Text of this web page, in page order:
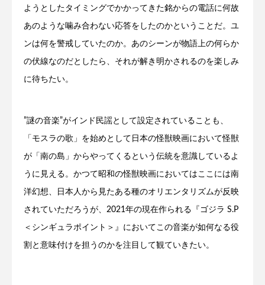
ようとしたタイミングでかかってきた銘からの電話に何故
あのような噛み合わない応答をしたのかということだ。ユ
ンは何を警戒していたのか。あのシーンが物語上の何らか
の伏線なのだとしたら、それが解き明かされるのを楽しみ
に待ちたい。
”謎の音楽”がインド民謡として設定されていることも、
「モスラの歌」を始めとして日本の怪獣映画において怪獣
が「南の島」からやってくるという伝統を意識しているよ
うに見える。かつて昭和の怪獣映画においてはここには南
洋幻想、日本人から見たある種のオリエンタリズムが反映
されていただろうが、2021年の現在作られる『ゴジラ S.P
＜シンギュラポイント＞』においてこの音楽が如何なる役
割と意味付けを担うのかを注目して観ていきたい。